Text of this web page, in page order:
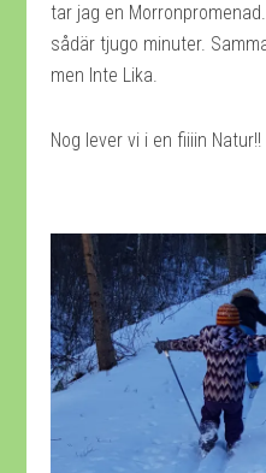
tar jag en
sådär tjugo minuter.
men Inte Lika.
Nog lever vi i en fiiiin Natur!!